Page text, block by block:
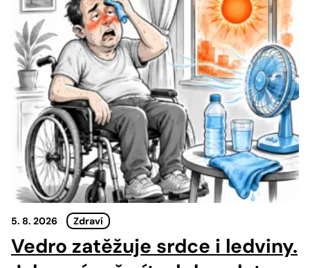
5. 8. 2026 Zdraví
Vedro zatěžuje srdce i ledviny.